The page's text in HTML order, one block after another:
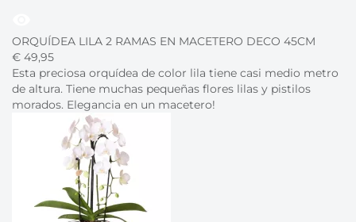
ORQUÍDEA LILA 2 RAMAS EN MACETERO DECO 45CM
€ 49,95
Esta preciosa orquídea de color lila tiene casi medio metro
de altura. Tiene muchas pequeñas flores lilas y pistilos
morados. Elegancia en un macetero!